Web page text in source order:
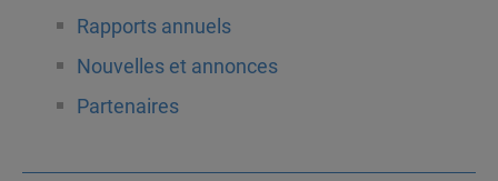
Rapports annuels
Nouvelles et annonces
Partenaires